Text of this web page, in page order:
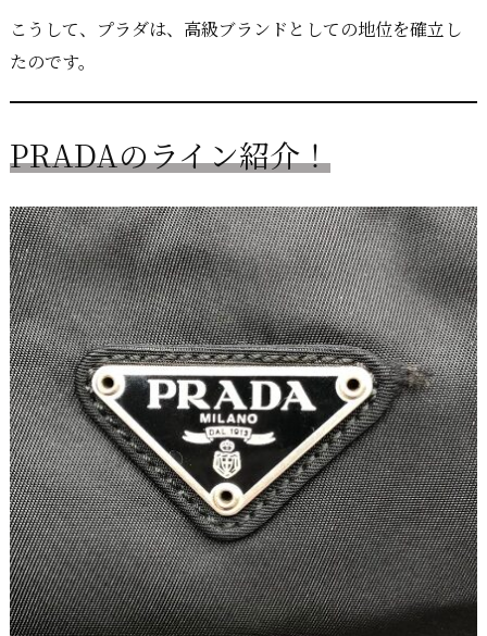
こうして、プラダは、高級ブランドとしての地位を確立し
たのです。
PRADAのライン紹介！